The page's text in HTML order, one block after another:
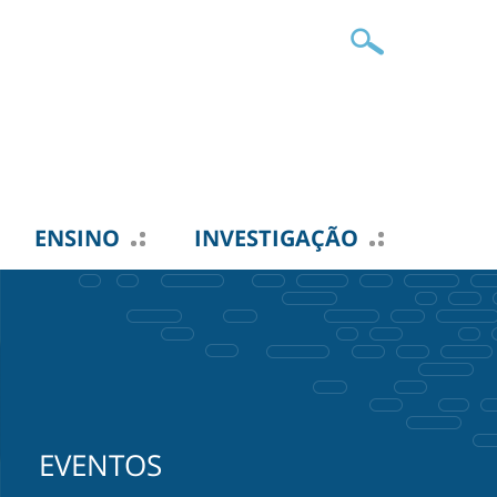
ENSINO INVESTIGAÇÃO
EVENTOS